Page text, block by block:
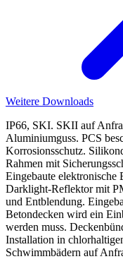
Weitere Downloads
IP66, SKI. SKII auf
Aluminiumguss. PCS
Korrosionsschutz.
Rahmen mit
Eingebaute elektronische
Darklight-Reflektor mit
und Entblendung.
Betondecken wird ein
werden muss.
Installation in
Schwimmbädern auf